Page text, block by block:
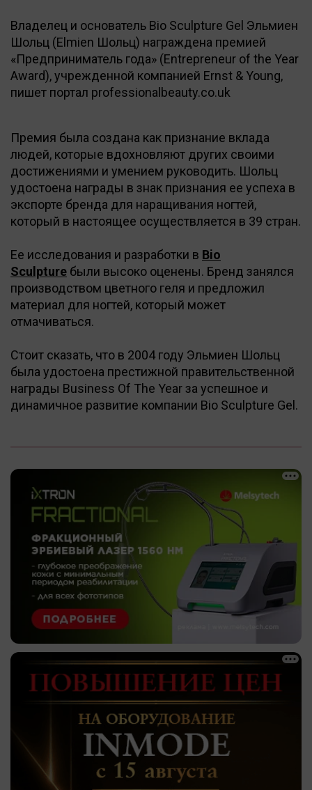
Владелец и основатель Bio Sculpture Gel Эльмиен
Шольц (Elmien Шольц) награждена премией
«Предприниматель года» (Entrepreneur of the Year
Award), учрежденной компанией Ernst & Young,
пишет портал professionalbeauty.co.uk
Премия была создана как признание вклада
людей, которые вдохновляют других своими
достижениями и умением руководить. Шольц
удостоена награды в знак признания ее успеха в
экспорте бренда для наращивания ногтей,
который в настоящее осуществляется в 39 стран.
Ее исследования и разработки в Bio
Sculpture были высоко оценены. Бренд занялся
производством цветного геля и предложил
материал для ногтей, который может
отмачиваться.
Стоит сказать, что в 2004 году Эльмиен Шольц
была удостоена престижной правительственной
награды Business Of The Year за успешное и
динамичное развитие компании Bio Sculpture Gel.